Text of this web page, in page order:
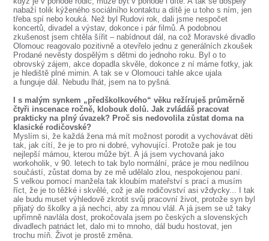
nabaží tolik kýženého sociálního kontaktu a dítě je u toho s ním, jen
třeba spí nebo kouká. Než byl Rudovi rok, dali jsme nespočet
koncertů, divadel a výstav, dokonce i pár filmů. A podobnou
zkušenost jsem chtěla šířit – nabídnout dál, na což Moravské divadlo
Olomouc reagovalo pozitivně a otevřelo jednu z generálních zkoušek
Prodané nevěsty dospělým s dětmi do jednoho roku. Byl o to
obrovský zájem, akce dopadla skvěle, dokonce z ní máme fotky, jak
je hlediště plné mimin. A tak se v Olomouci tahle akce ujala
a funguje dál. Nebudu lhát, jsem na to pyšná.
I s malým synkem „předškolkového“ věku režíruješ průměrně
čtyři inscenace ročně, klobouk dolů. Jak zvládáš pracovat
prakticky na plný úvazek? Proč sis nedovolila zůstat doma na
klasické rodičovské?
Myslím si, že každá žena má mít možnost porodit a vychovávat děti
tak, jak cítí, že je to pro ni dobré, vyhovující. Protože pak je tou
nejlepší mámou, kterou může být. A já jsem vychovaná jako
workoholik, v 90. letech to tak bylo normální, práce je mou nedílnou
součástí, zůstat doma by ze mě udělalo zlou, nespokojenou paní.
S velkou pomocí manžela tak kloubím mateřství s prací a musím
říct, že je to těžké i skvělé, což je ale rodičovství asi vždycky... I tak
ale budu muset výhledově zkrotit svůj pracovní život, protože syn byl
přijatý do školky a já nechci, aby za mnou vlál. A já jsem se už taky
upřímně navlála dost, prokočovala jsem po českých a slovenských
divadlech patnáct let, dalo mi to mnoho, dál budu hostovat, jen
trochu míň. Život je prostě změna.